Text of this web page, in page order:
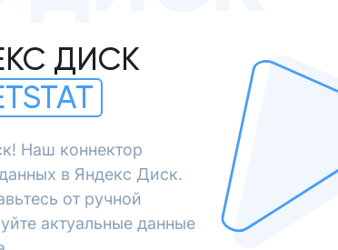
ДИСК
Наш коннектор
в Яндекс Диск.
от ручной
актуальные данные